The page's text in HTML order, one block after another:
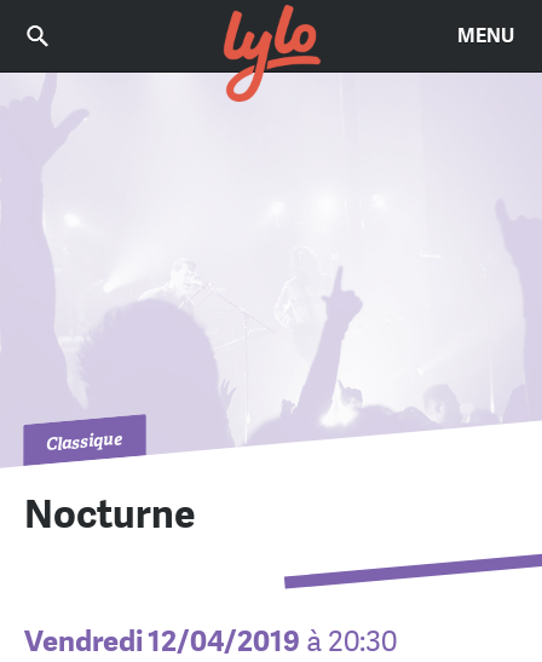
MENU
Classique
Nocturne
Vendredi 12/04/2019 à 20:30